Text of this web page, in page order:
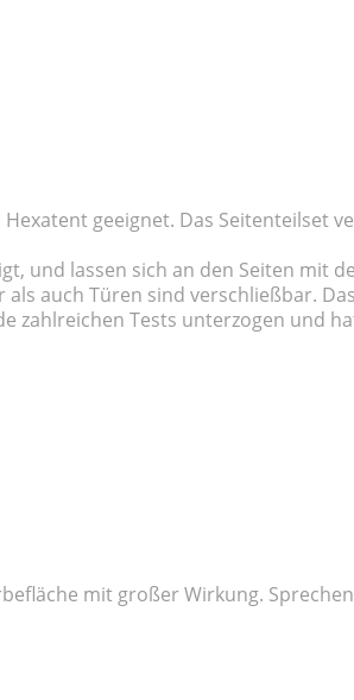
geeignet. Das Seitenteilset
und lassen sich an den Seiten mit
auch Türen sind verschließbar.
zahlreichen Tests unterzogen und
mit großer Wirkung.